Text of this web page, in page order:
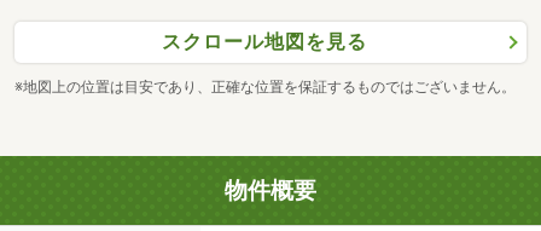
スクロール地図を見る
※地図上の位置は目安であり、正確な位置を保証するものではございません。
物件概要